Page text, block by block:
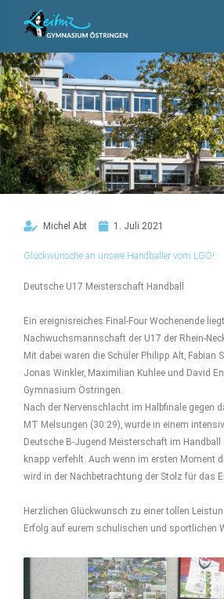
Michel Abt 1. Juli 2021
Glückwünsche an unsere Handballer vom LGÖ!
Deutsche U17 Meisterschaft Handball
Ein ereignisreiches Final-Four Wochenende
Nachwuchsmannschaft der U17 der Rhein-
Mit dabei waren die Schüler Philipp Alt, Fabian
Jonas Winkler, Maximilian Kuhlee und David
Gymnasium Östringen.
Nach der Nervenschlacht im Halbfinale gegen
MT Melsungen (30:29), wurde in einem
Deutsche B-Jugend Meisterschaft im
knapp verfehlt. Auch wenn im ersten Moment
wird in der Nachbetrachtung der Stolz für das
Herzlichen Glückwunsch zu einer tollen
Erfolg auf eurem schulischen und sportlichen